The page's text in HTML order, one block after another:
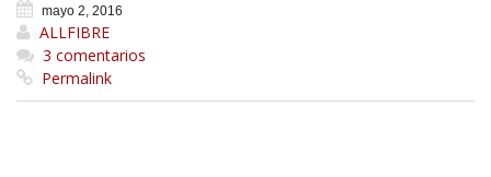
mayo 2, 2016
ALLFIBRE
3 comentarios
Permalink